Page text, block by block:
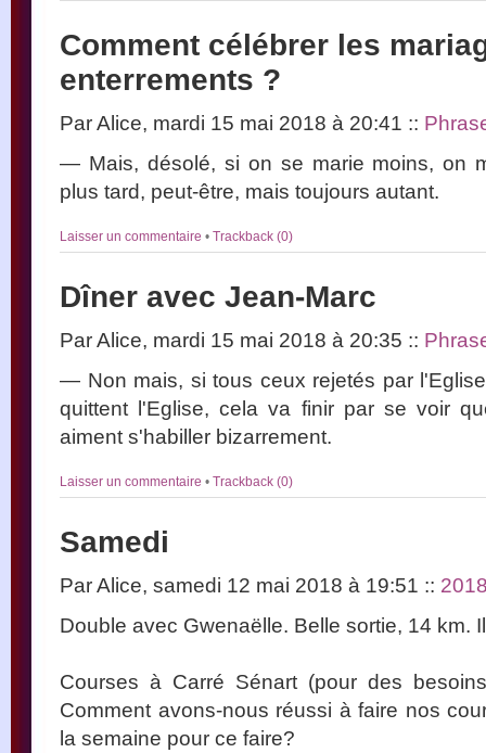
Comment célébrer les
enterrements ?
Par Alice, mardi 15 mai 2018 à 20:41 ::
— Mais, désolé, si on se marie moins, on
plus tard, peut-être, mais toujours autant.
Laisser un commentaire • Trackback (0)
Dîner avec Jean-Marc
Par Alice, mardi 15 mai 2018 à 20:35 ::
— Non mais, si tous ceux rejetés par
quittent l'Eglise, cela va finir par se voir
aiment s'habiller bizarrement.
Laisser un commentaire • Trackback (0)
Samedi
Par Alice, samedi 12 mai 2018 à 19:51 ::
Double avec Gwenaëlle. Belle sortie, 14 km.
Courses à Carré Sénart (pour des
Comment avons-nous réussi à faire nos
la semaine pour ce faire?